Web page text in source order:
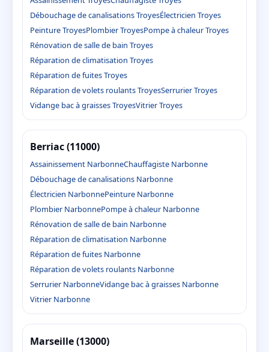
Débouchage de canalisations TroyesÉlectricien Troyes
Peinture TroyesPlombier TroyesPompe à chaleur Troyes
Rénovation de salle de bain Troyes
Réparation de climatisation Troyes
Réparation de fuites Troyes
Réparation de volets roulants TroyesSerrurier Troyes
Vidange bac à graisses TroyesVitrier Troyes
Berriac (11000)
Assainissement NarbonneChauffagiste Narbonne
Débouchage de canalisations Narbonne
Électricien NarbonnePeinture Narbonne
Plombier NarbonnePompe à chaleur Narbonne
Rénovation de salle de bain Narbonne
Réparation de climatisation Narbonne
Réparation de fuites Narbonne
Réparation de volets roulants Narbonne
Serrurier NarbonneVidange bac à graisses Narbonne
Vitrier Narbonne
Marseille (13000)